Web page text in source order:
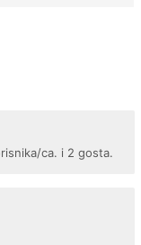
ca. i 2 gosta.